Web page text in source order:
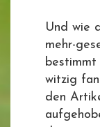
Und wie
mehr-
bestimmt
witzig
den